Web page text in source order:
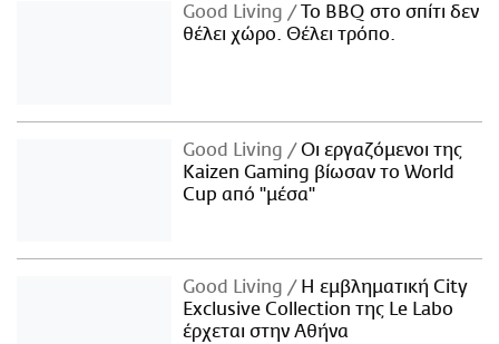
Good Living
Το BBQ στο σπίτι δεν
θέλει χώρο. Θέλει τρόπο.
Good Living
Οι εργαζόμενοι της
Kaizen Gaming βίωσαν το World
Cup από "μέσα"
Good Living
Η εμβληματική City
Exclusive Collection της Le Labo
έρχεται στην Αθήνα